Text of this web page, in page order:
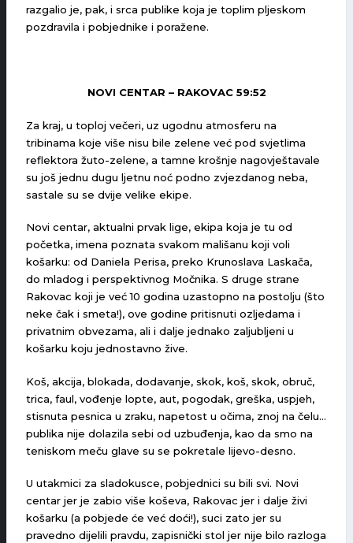
razgalio je, pak, i srca publike koja je toplim pljeskom
pozdravila i pobjednike i poražene.
NOVI CENTAR – RAKOVAC 59:52
Za kraj, u toploj večeri, uz ugodnu atmosferu na
tribinama koje više nisu bile zelene već pod svjetlima
reflektora žuto-zelene, a tamne krošnje nagovještavale
su još jednu dugu ljetnu noć podno zvjezdanog neba,
sastale su se dvije velike ekipe.
Novi centar, aktualni prvak lige, ekipa koja je tu od
početka, imena poznata svakom mališanu koji voli
košarku: od Daniela Perisa, preko Krunoslava Laskača,
do mladog i perspektivnog Močnika. S druge strane
Rakovac koji je već 10 godina uzastopno na postolju (što
neke čak i smeta!), ove godine pritisnuti ozljedama i
privatnim obvezama, ali i dalje jednako zaljubljeni u
košarku koju jednostavno žive.
Koš, akcija, blokada, dodavanje, skok, koš, skok, obruč,
trica, faul, vođenje lopte, aut, pogodak, greška, uspjeh,
stisnuta pesnica u zraku, napetost u očima, znoj na čelu…
publika nije dolazila sebi od uzbuđenja, kao da smo na
teniskom meču glave su se pokretale lijevo-desno.
U utakmici za sladokusce, pobjednici su bili svi. Novi
centar jer je zabio više koševa, Rakovac jer i dalje živi
košarku (a pobjede će već doći!), suci zato jer su
pravedno dijelili pravdu, zapisnički stol jer nije bilo razloga